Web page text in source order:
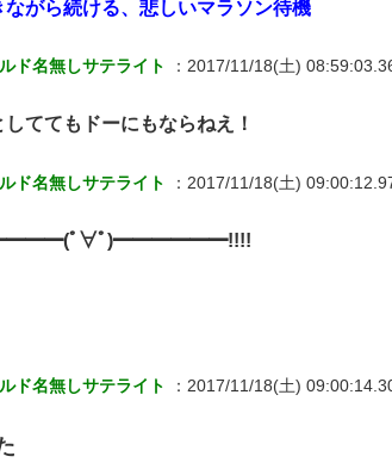
ながら続ける、悲しいマラソン待機
ド名無しサテライト ：2017/11/18(土)
しててもドーにもならねえ！
ド名無しサテライト ：2017/11/18(土)
ﾟ∀ﾟ)━━━━━━!!!!
ド名無しサテライト ：2017/11/18(土)